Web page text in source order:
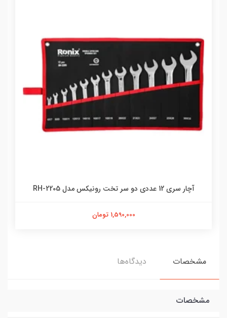
آچار سری 12 عددی دو سر تخت رونیکس مدل RH-2205
1,590,000 تومان
مشخصات دیدگاه‌ها
مشخصات